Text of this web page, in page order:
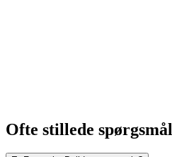
Ofte stillede spørgsmål